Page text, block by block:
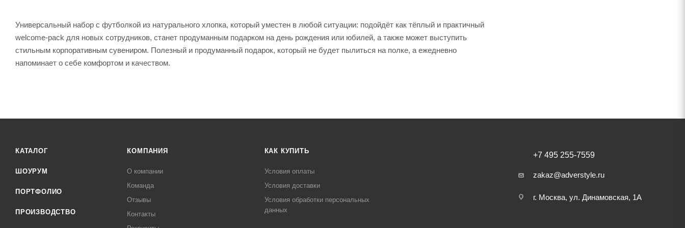
Универсальный набор с футболкой из натурального хлопка, который уместен в любой ситуации: подойдёт как тёплый и практичный
welcome-pack для новых сотрудников, станет продуманным подарком на день рождения или юбилей, а также может выступить
стильным корпоративным сувениром. Полезный и продуманный подарок, который не будет пылиться на полке, а ежедневно
напоминает о себе комфортом и качеством.
КАТАЛОГ
ШОУРУМ
ПОРТФОЛИО
ПРОИЗВОДСТВО
КОМПАНИЯ
О компании
Команда
Отзывы
Контакты
КАК КУПИТЬ
Условия оплаты
Условия доставки
Условия обработки персональных
данных
+7 495 255-7559
zakaz@adverstyle.ru
г. Москва, ул. Динамовская, 1А